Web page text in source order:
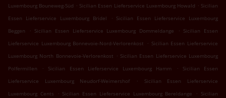
Luxembourg Bouneweg-Süd . Sicilian Essen Lieferservice Luxembourg Howald . Sicilian
Essen Lieferservice Luxembourg Bridel
. Sicilian Essen Lieferservice Luxembourg
Beggen
. Sicilian Essen Lieferservice Luxembourg Dommeldange . Sicilian Essen
Lieferservice Luxembourg Bonnevoie-Nord-Verlorenkost
. Sicilian Essen Lieferservice
Luxembourg North Bonnevoie-Verlorenkost . Sicilian Essen Lieferservice Luxembourg
Polfermillen
. Sicilian Essen Lieferservice Luxembourg Hamm .
Sicilian Essen
Lieferservice Luxembourg Neudorf-Weimershof
.
Sicilian Essen Lieferservice
Luxembourg Cents
. Sicilian Essen Lieferservice Luxembourg Bereldange . Sicilian